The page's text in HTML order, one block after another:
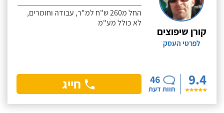
קורן שיפוצים
לפרטי העסק
9.4
46
חוות דעת
החל מ260 ש"ח למ"ר, עבודה וחומרים,
לא כולל מע"מ
חייג